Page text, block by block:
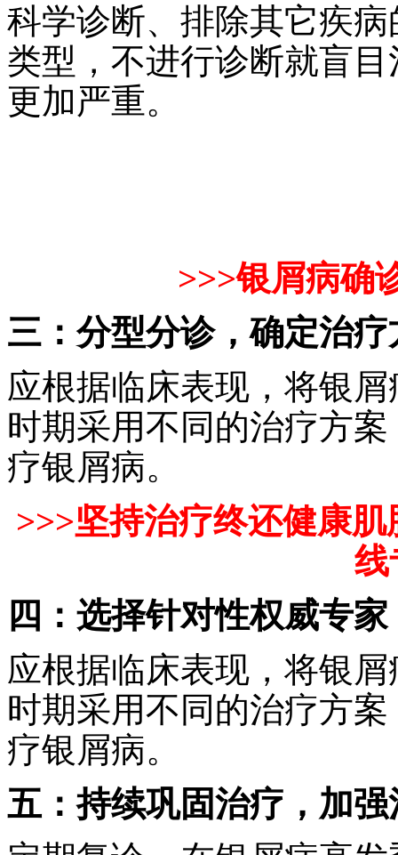
科学诊断、排除其它疾
类型，不进行诊断就盲
更加严重。
>>>银屑病确
三：分型分诊，确定治疗
应根据临床表现，将银
时期采用不同的治疗方
疗银屑病。
>>>坚持治疗终还健康
线
四：选择针对性权威专家
应根据临床表现，将银
时期采用不同的治疗方
疗银屑病。
五：持续巩固治疗，加